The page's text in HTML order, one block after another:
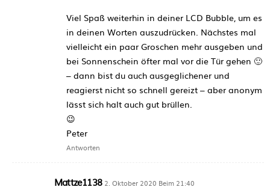
Viel Spaß weiterhin in deiner LCD Bubble, um es
in deinen Worten auszudrücken. Nächstes mal
vielleicht ein paar Groschen mehr ausgeben und
bei Sonnenschein öfter mal vor die Tür gehen 🙂
– dann bist du auch ausgeglichener und
reagierst nicht so schnell gereizt – aber anonym
lässt sich halt auch gut brüllen.
😉
Peter
Antworten
Mattze1138 2. Oktober 2020 Beim 21:40